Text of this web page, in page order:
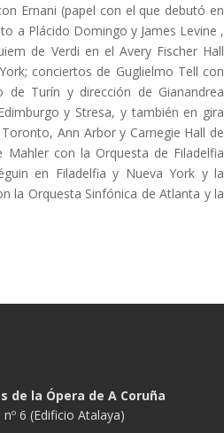
Ernani (papel con el que debutó en
a Plácido Domingo y James Levine ,
de Verdi en el Avery Fischer Hall
conciertos de Guglielmo Tell con
Turín y dirección de Gianandrea
y Stresa, y también en gira
Ann Arbor y Carnegie Hall de
Mahler con la Orquesta de Filadelfia
en Filadelfia y Nueva York y la
la Orquesta Sinfónica de Atlanta y la
de la Ópera de A Coruña
6 (Edificio Atalaya)